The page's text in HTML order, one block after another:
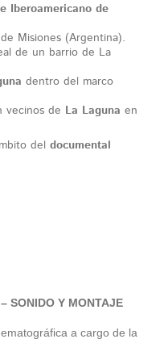
Iberoamericano de
Misiones (Argentina).
de un barrio de La
dentro del marco
vecinos de La Laguna en
del documental
SONIDO Y MONTAJE
a cargo de la